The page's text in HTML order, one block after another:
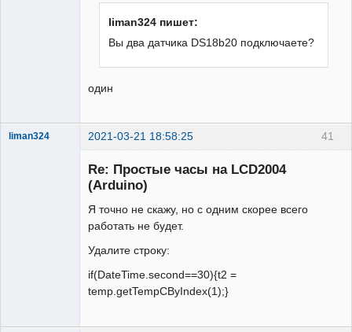
liman324 пишет:
Вы два датчика DS18b20 подключаете?
один
41
liman324 2021-03-21 18:58:25
Re: Простые часы на LCD2004
(Arduino)
Я точно не скажу, но с одним скорее всего
работать не будет.
Удалите строку:
if(DateTime.second==30){t2 =
temp.getTempCByIndex(1);}